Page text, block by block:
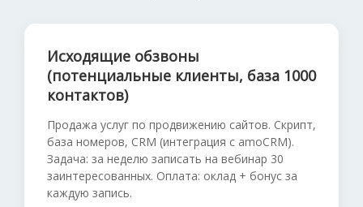
Исходящие обзвоны
(потенциальные клиенты, база 1000
контактов)
Продажа услуг по продвижению сайтов. Скрипт,
база номеров, CRM (интеграция с amoCRM).
Задача: за неделю записать на вебинар 30
заинтересованных. Оплата: оклад + бонус за
каждую запись.